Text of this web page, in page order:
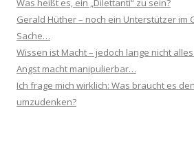
Was heißt es, ein „Dilettanti“ zu sein?
Gerald Hüther – noch ein Unterstützer im
Sache…
Wissen ist Macht – jedoch lange nicht
Angst macht manipulierbar…
Ich frage mich wirklich: Was braucht es
umzudenken?